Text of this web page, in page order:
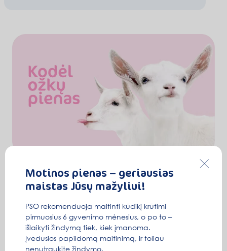
Motinos pienas – geriausias
maistas Jūsų mažyliui!
PSO rekomenduoja maitinti kūdikį krūtimi
pirmuosius 6 gyvenimo mėnesius, o po to –
išlaikyti žindymą tiek, kiek įmanoma.
Įvedusios papildomą maitinimą, ir toliau
nenutraukite žindymo.